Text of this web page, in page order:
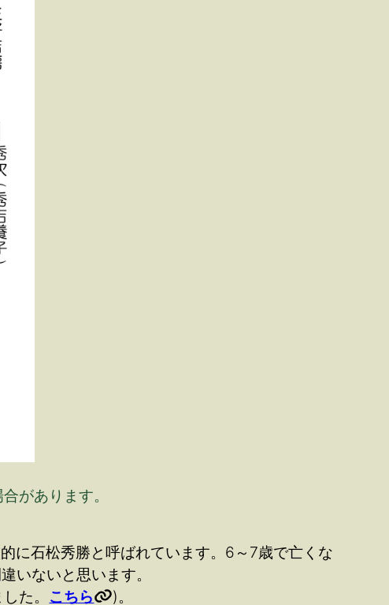
があります。
に石松秀勝と呼ばれています。6～7歳で亡くな
いないと思います。
た。 こちら
)。